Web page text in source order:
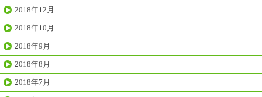
2018年12月
2018年10月
2018年9月
2018年8月
2018年7月